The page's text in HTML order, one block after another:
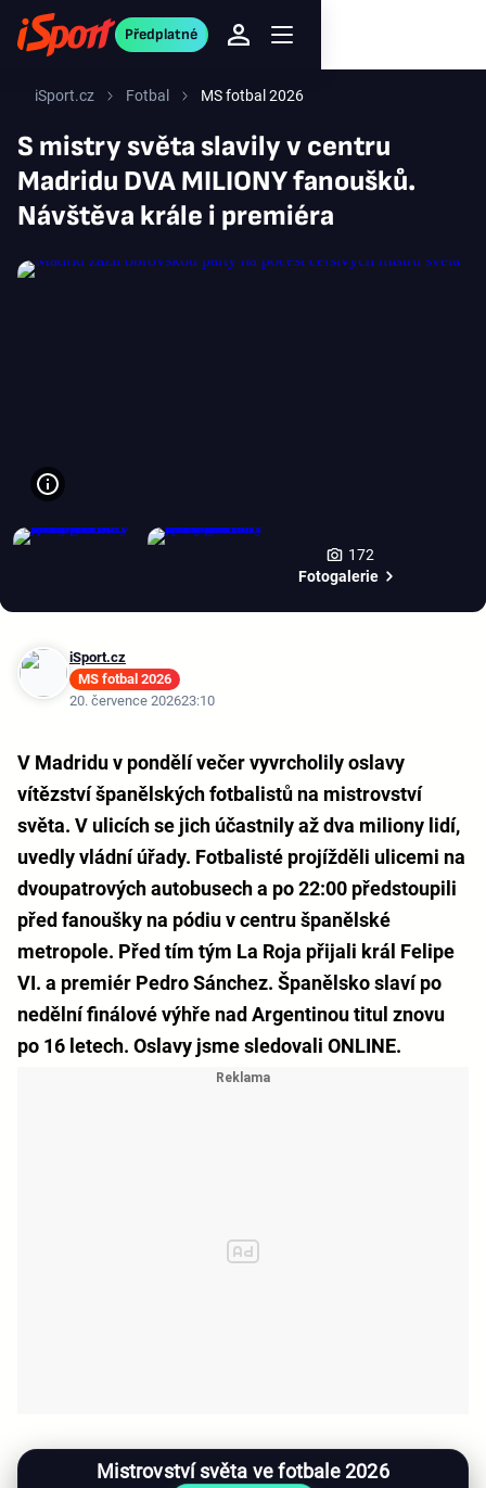
Předplatné
iSport.cz Fotbal MS fotbal 2026
S mistry světa slavily v centru
Madridu DVA MILIONY fanoušků.
Návštěva krále i premiéra
172
Fotogalerie
iSport.cz
MS fotbal 2026
20. července 202623:10
V Madridu v pondělí večer vyvrcholily oslavy
vítězství španělských fotbalistů na mistrovství
světa. V ulicích se jich účastnily až dva miliony lidí,
uvedly vládní úřady. Fotbalisté projížděli ulicemi na
dvoupatrových autobusech a po 22:00 předstoupili
před fanoušky na pódiu v centru španělské
metropole. Před tím tým La Roja přijali král Felipe
VI. a premiér Pedro Sánchez. Španělsko slaví po
nedělní finálové výhře nad Argentinou titul znovu
po 16 letech. Oslavy jsme sledovali ONLINE.
Mistrovství světa ve fotbale 2026